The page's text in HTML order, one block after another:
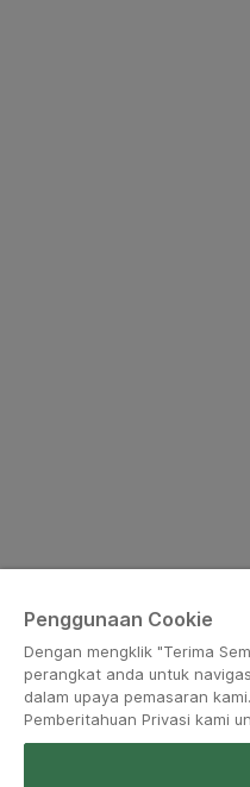
Penggunaan Cookie
Dengan mengklik "Terima
perangkat anda untuk
dalam upaya pemasaran
Pemberitahuan Privasi kami